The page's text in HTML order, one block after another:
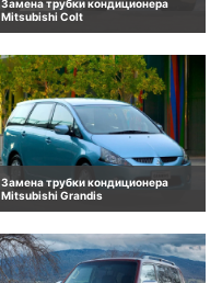
Замена трубки кондиционера
Mitsubishi Colt
Замена трубки кондиционера
Mitsubishi Grandis